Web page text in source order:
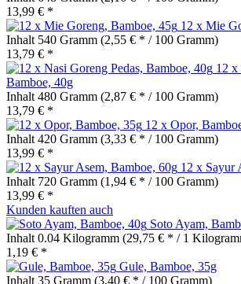
13,99 € *
12 x Mie
Inhalt 540 Gramm (2,55 € * / 100 Gramm)
13,79 € *
12 x
Bamboe, 40g
Inhalt 480 Gramm (2,87 € * / 100 Gramm)
13,79 € *
12 x Opor,
Inhalt 420 Gramm (3,33 € * / 100 Gramm)
13,99 € *
12 x Sayur
Inhalt 720 Gramm (1,94 € * / 100 Gramm)
13,99 € *
Kunden kauften auch
Soto Ayam,
Inhalt 0.04 Kilogramm (29,75 € * / 1
1,19 € *
Gule, Bamboe, 35g
Inhalt 35 Gramm (3,40 € * / 100 Gramm)